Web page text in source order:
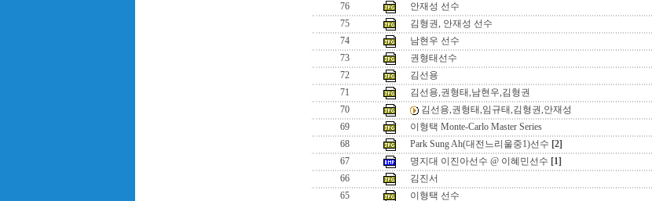
76
안재성 선수
75
김형권, 안재성 선수
74
남현우 선수
73
권형태선수
72
김선용
71
김선용,권형태,남현우,김형권
70
김선용,권형태,임규태,김형권,안재성
69
이형택 Monte-Carlo Master Series
68
Park Sung Ah(대전느리울중1)선수 [2]
67
명지대 이진아선수 @ 이혜민선수 [1]
66
김진서
65
이형택 선수